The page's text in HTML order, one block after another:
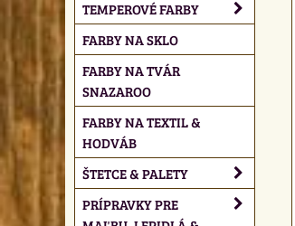
TEMPEROVÉ FARBY
FARBY NA SKLO
FARBY NA TVÁR
SNAZAROO
FARBY NA TEXTIL &
HODVÁB
ŠTETCE & PALETY
PRÍPRAVKY PRE